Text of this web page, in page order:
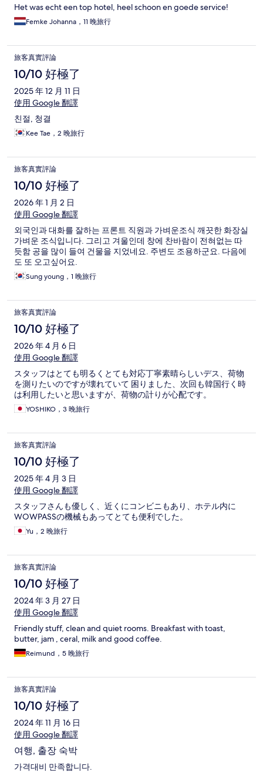
Het was echt een top hotel, heel schoon en goede service!
Femke Johanna，11 晚旅行
旅客真實評論
10/10 好極了
2025 年 12 月 11 日
使用 Google 翻譯
친절, 청결
Kee Tae，2 晚旅行
旅客真實評論
10/10 好極了
2026 年 1 月 2 日
使用 Google 翻譯
외국인과 대화를 잘하는 프론트 직원과 가벼운조식 깨끗한 화장실
가벼운 조식입니다. 그리고 겨울인데 창에 찬바람이 전혀없는 따
듯함 공을 많이 들여 건물을 지었네요. 주변도 조용하군요. 다음에
도 또 오고싶어요.
Sung young，1 晚旅行
旅客真實評論
10/10 好極了
2026 年 4 月 6 日
使用 Google 翻譯
スタッフはとても明るくとても対応丁寧素晴らしいデス、荷物
を測りたいのですが壊れていて 困りました、次回も韓国行く時
は利用したいと思いますが、荷物の計りが心配です。
YOSHIKO，3 晚旅行
旅客真實評論
10/10 好極了
2025 年 4 月 3 日
使用 Google 翻譯
スタッフさんも優しく、近くにコンビニもあり、ホテル内に
WOWPASSの機械もあってとても便利でした。
Yu，2 晚旅行
旅客真實評論
10/10 好極了
2024 年 3 月 27 日
使用 Google 翻譯
Friendly stuff, clean and quiet rooms. Breakfast with toast,
butter, jam , ceral, milk and good coffee.
Reimund，5 晚旅行
旅客真實評論
10/10 好極了
2024 年 11 月 16 日
使用 Google 翻譯
여행, 출장 숙박
가격대비 만족합니다.